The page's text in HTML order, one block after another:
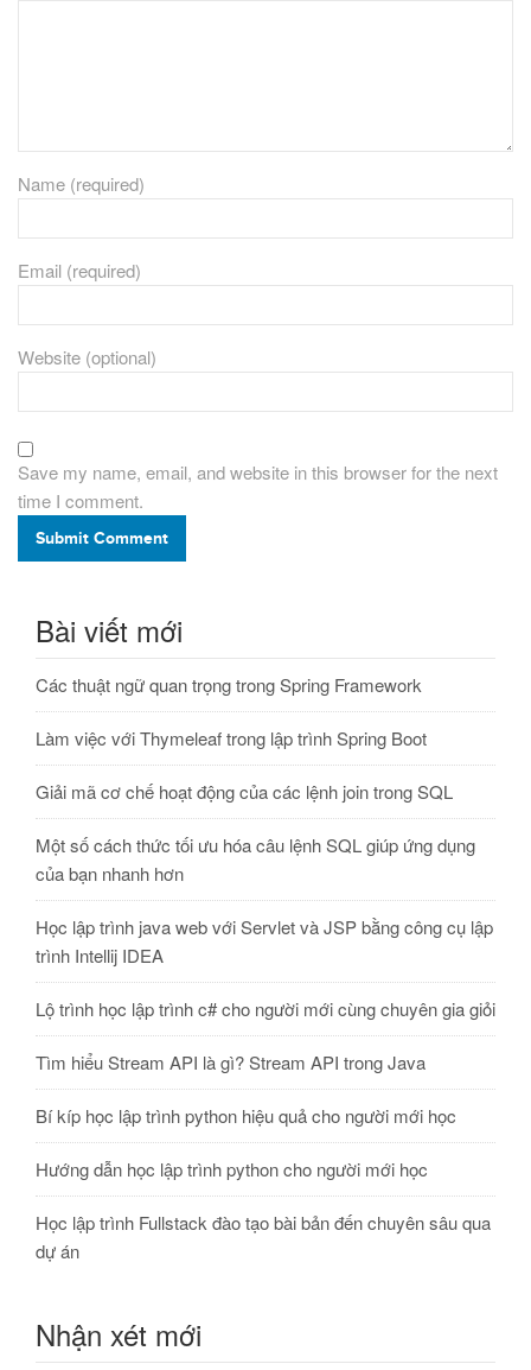
Name (required)
Email (required)
Website (optional)
Save my name, email, and website in this browser for the next
time I comment.
Submit Comment
Bài viết mới
Các thuật ngữ quan trọng trong Spring Framework
Làm việc với Thymeleaf trong lập trình Spring Boot
Giải mã cơ chế hoạt động của các lệnh join trong SQL
Một số cách thức tối ưu hóa câu lệnh SQL giúp ứng dụng
của bạn nhanh hơn
Học lập trình java web với Servlet và JSP bằng công cụ lập
trình Intellij IDEA
Lộ trình học lập trình c# cho người mới cùng chuyên gia giỏi
Tìm hiểu Stream API là gì? Stream API trong Java
Bí kíp học lập trình python hiệu quả cho người mới học
Hướng dẫn học lập trình python cho người mới học
Học lập trình Fullstack đào tạo bài bản đến chuyên sâu qua
dự án
Nhận xét mới